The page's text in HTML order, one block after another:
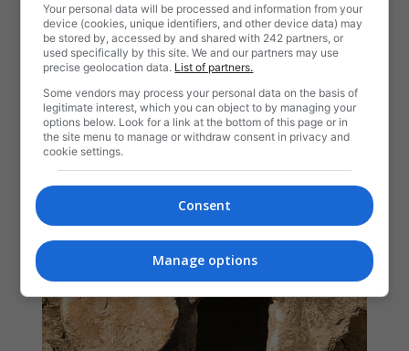
Your personal data will be processed and information from your
device (cookies, unique identifiers, and other device data) may
be stored by, accessed by and shared with 242 partners, or
used specifically by this site. We and our partners may use
precise geolocation data. List of partners.
Some vendors may process your personal data on the basis of
legitimate interest, which you can object to by managing your
options below. Look for a link at the bottom of this page or in
the site menu to manage or withdraw consent in privacy and
cookie settings.
Consent
Manage options